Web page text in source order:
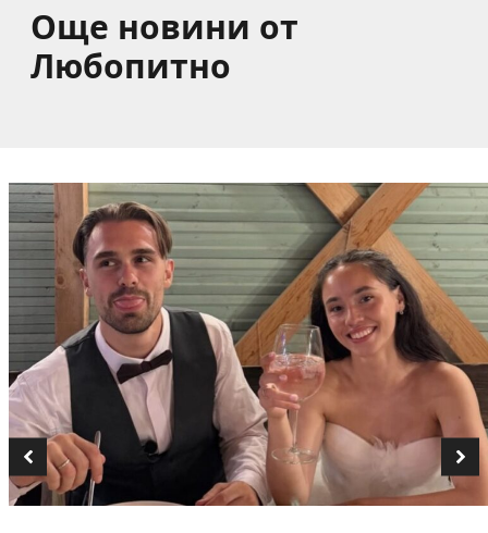
Още новини от
Любопитно